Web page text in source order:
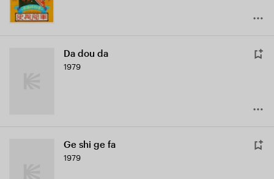
Da dou da
1979
Ge shi ge fa
1979